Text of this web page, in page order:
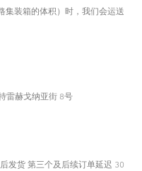
集装箱的体积）时，我们会运送
雷赫戈纳亚街 8号
发货 第三个及后续订单延迟 30